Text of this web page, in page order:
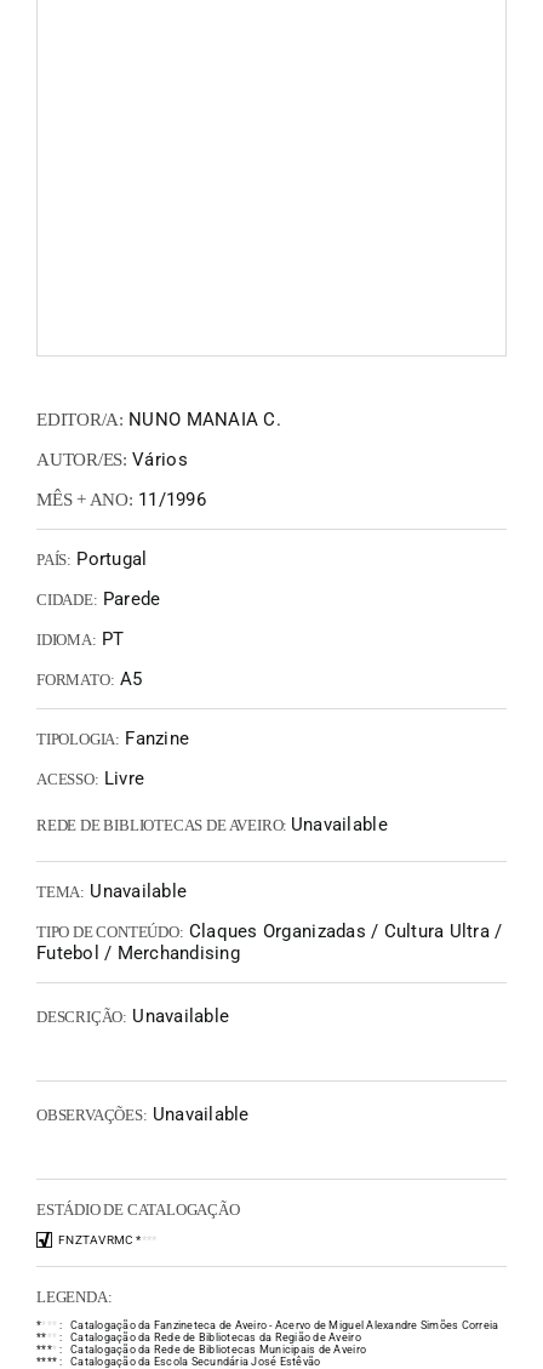
EDITOR/A: NUNO MANAIA C.
AUTOR/ES: Vários
MÊS + ANO: 11/1996
PAÍS: Portugal
CIDADE: Parede
IDIOMA: PT
FORMATO: A5
TIPOLOGIA: Fanzine
ACESSO: Livre
REDE DE BIBLIOTECAS DE AVEIRO: Unavailable
TEMA: Unavailable
TIPO DE CONTEÚDO: Claques Organizadas / Cultura Ultra /
Futebol / Merchandising
DESCRIÇÃO: Unavailable
OBSERVAÇÕES: Unavailable
ESTÁDIO DE CATALOGAÇÃO
FNZTAVRMC ****
LEGENDA:
** * * :
Catalogação da Fanzineteca de Aveiro - Acervo de Miguel Alexandre Simões Correia
** * * :
Catalogação da Rede de Bibliotecas da Região de Aveiro
**** :
Catalogação da Rede de Bibliotecas Municipais de Aveiro
**** : Catalogação da Escola Secundária José Estêvão